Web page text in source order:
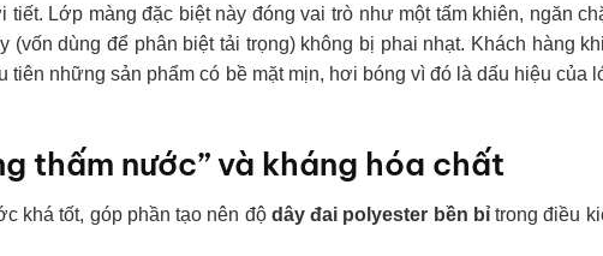
Lớp màng đặc biệt này đóng vai trò như một tấm khiên, ngăn
(vốn dùng để phân biệt tải trọng) không bị phai nhạt. Khách hàng khi
tiên những sản phẩm có bề mặt mịn, hơi bóng vì đó là dấu hiệu của
thấm nước” và kháng hóa chất
khá tốt, góp phần tạo nên độ dây đai polyester bền bỉtrong điều